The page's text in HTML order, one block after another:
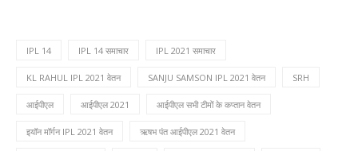
IPL 14 IPL 14 समाचार IPL 2021 समाचार
KL RAHUL IPL 2021 वेतन SANJU SAMSON IPL 2021 वेतन SRH
आईपीएल आईपीएल 2021 आईपीएल सभी टीमों के कप्तान वेतन
इयॉन मॉर्गन IPL 2021 वेतन ऋषभ पंत आईपीएल 2021 वेतन